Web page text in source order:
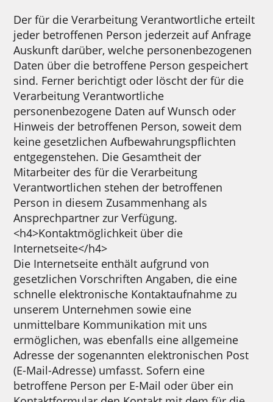
Der für die Verarbeitung Verantwortliche erteilt
jeder betroffenen Person jederzeit auf Anfrage
Auskunft darüber, welche personenbezogenen
Daten über die betroffene Person gespeichert
sind. Ferner berichtigt oder löscht der für die
Verarbeitung Verantwortliche
personenbezogene Daten auf Wunsch oder
Hinweis der betroffenen Person, soweit dem
keine gesetzlichen Aufbewahrungspflichten
entgegenstehen. Die Gesamtheit der
Mitarbeiter des für die Verarbeitung
Verantwortlichen stehen der betroffenen
Person in diesem Zusammenhang als
Ansprechpartner zur Verfügung.
<h4>Kontaktmöglichkeit über die
Internetseite</h4>
Die Internetseite enthält aufgrund von
gesetzlichen Vorschriften Angaben, die eine
schnelle elektronische Kontaktaufnahme zu
unserem Unternehmen sowie eine
unmittelbare Kommunikation mit uns
ermöglichen, was ebenfalls eine allgemeine
Adresse der sogenannten elektronischen Post
(E-Mail-Adresse) umfasst. Sofern eine
betroffene Person per E-Mail oder über ein